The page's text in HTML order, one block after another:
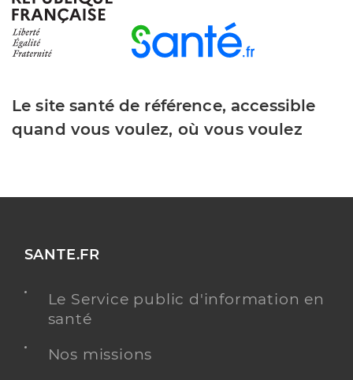
Le site santé de référence, accessible
quand vous voulez, où vous voulez
SANTE.FR
Le Service public d'information en
santé
Nos missions